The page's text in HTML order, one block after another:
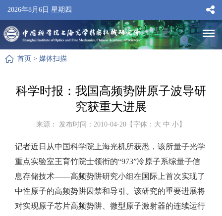
2026年8月6日 星期四
首页 > 媒体扫描
科学时报：我国高频势阱原子波导研
究获重大进展
来源： 发布时间：2010-04-20【字体： 大 中 小 】
记者近日从中国科学院上海光机所获悉，该所量子光学
重点实验室王育竹院士领衔的“973”冷原子系综量子信
息存储技术——高频势阱研究小组在国际上首次实现了
中性原子的高频势阱囚禁和导引。该研究的重要进展将
对实现原子芯片高频势阱、微型原子激射器的连续运行